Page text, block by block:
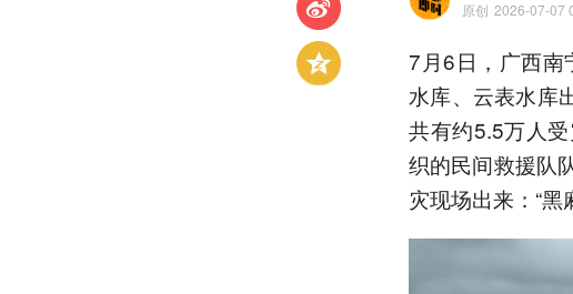
原创 2026-07-07
7月6日，广西南
水库、云表水库
共有约5.5万人
织的民间救援队
灾现场出来：“